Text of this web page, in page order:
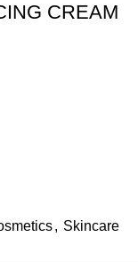
CREAM
, Skincare